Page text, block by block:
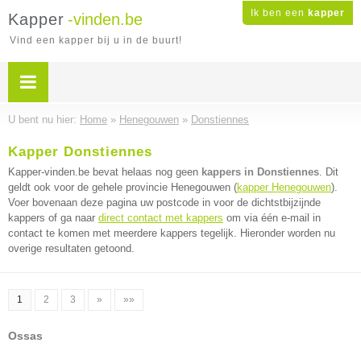
Ik ben een kapper
Kapper -vinden.be
Vind een kapper bij u in de buurt!
U bent nu hier: Home » Henegouwen » Donstiennes
Kapper Donstiennes
Kapper-vinden.be bevat helaas nog geen kappers in Donstiennes. Dit
geldt ook voor de gehele provincie Henegouwen (kapper Henegouwen).
Voer bovenaan deze pagina uw postcode in voor de dichtstbijzijnde
kappers of ga naar direct contact met kappers om via één e-mail in
contact te komen met meerdere kappers tegelijk. Hieronder worden nu
overige resultaten getoond.
1 2 3 » »»
Ossas